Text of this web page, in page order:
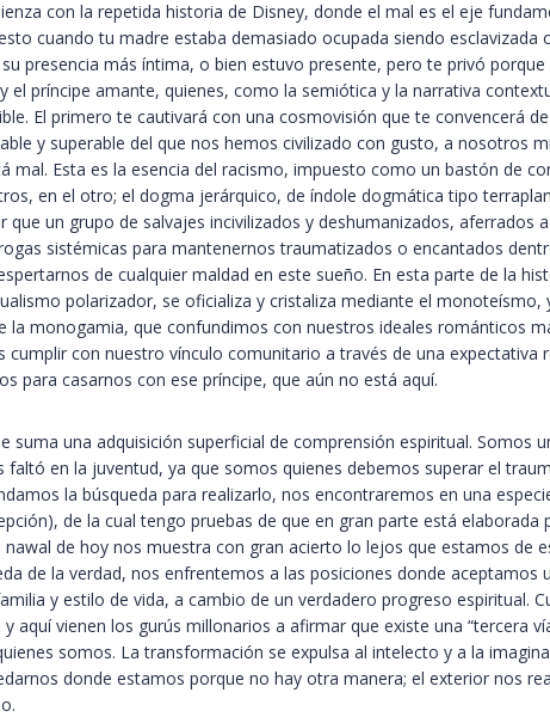
con la repetida historia de Disney, donde el mal es el eje
cuando tu madre estaba demasiado ocupada siendo esclavizada
presencia más íntima, o bien estuvo presente, pero te privó
el príncipe amante, quienes, como la semiótica y la narrativa
El primero te cautivará con una cosmovisión que te convencerá
y superable del que nos hemos civilizado con gusto, a nosotros
mal. Esta es la esencia del racismo, impuesto como un bastón de
en el otro; el dogma jerárquico, de índole dogmática tipo
que un grupo de salvajes incivilizados y deshumanizados,
sistémicas para mantenernos traumatizados o encantados
de cualquier maldad en este sueño. En esta parte de la
polarizador, se oficializa y cristaliza mediante el
monogamia, que confundimos con nuestros ideales románticos
cumplir con nuestro vínculo comunitario a través de una
para casarnos con ese príncipe, que aún no está aquí.
suma una adquisición superficial de comprensión espiritual. Somos
en la juventud, ya que somos quienes debemos superar el
la búsqueda para realizarlo, nos encontraremos en una
de la cual tengo pruebas de que en gran parte está
de hoy nos muestra con gran acierto lo lejos que estamos
de la verdad, nos enfrentemos a las posiciones donde
y estilo de vida, a cambio de un verdadero progreso
aquí vienen los gurús millonarios a afirmar que existe una “tercera
somos. La transformación se expulsa al intelecto y a la
donde estamos porque no hay otra manera; el exterior nos